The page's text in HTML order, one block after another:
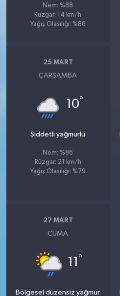
Nem: %88
Rüzgar: 14 km/h
Yağış Olasılığı: %86
25 MART
ÇARŞAMBA
10°
Şiddetli yağmurlu
Nem: %86
Rüzgar: 21 km/h
Yağış Olasılığı: %79
27 MART
CUMA
11 °
Bölgesel düzensiz yağmur